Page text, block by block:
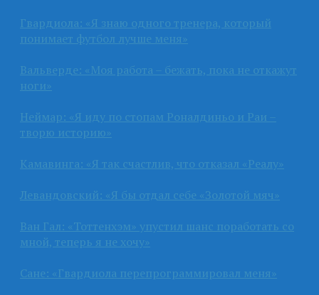
Гвардиола: «Я знаю одного тренера, который
понимает футбол лучше меня»
Вальверде: «Моя работа – бежать, пока не откажут
ноги»
Неймар: «Я иду по стопам Роналдиньо и Раи –
творю историю»
Камавинга: «Я так счастлив, что отказал «Реалу»
Левандовский: «Я бы отдал себе «Золотой мяч»
Ван Гал: «Тоттенхэм» упустил шанс поработать со
мной, теперь я не хочу»
Сане: «Гвардиола перепрограммировал меня»